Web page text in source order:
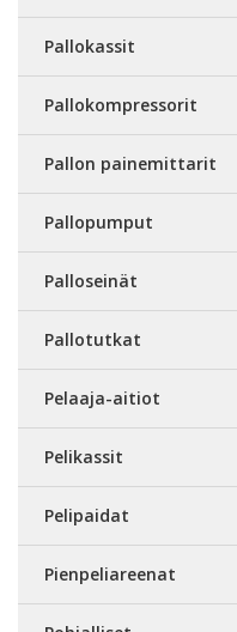
Pallokassit
Pallokompressorit
Pallon painemittarit
Pallopumput
Palloseinät
Pallotutkat
Pelaaja-aitiot
Pelikassit
Pelipaidat
Pienpeliareenat